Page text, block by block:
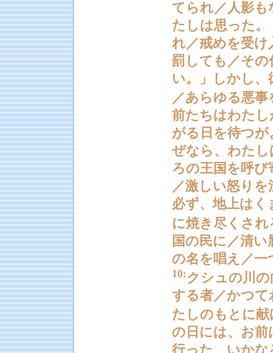
てられ／人影
たしは思った
れ／戒めを受
罰しても／そ
い。」しかし
／あらゆる悪
前たちはわた
がる日を待つ
ぜなら、わた
ろの王国を呼
／激しい怒り
必ず、地上は
に焼き尽くさ
国の民に／清
の名を唱え／
10:クシュの川
する者／かつ
たしのもとに
の日には、お
行った、いか